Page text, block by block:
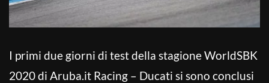
I primi due giorni di test della stagione WorldSBK
2020 di Aruba.it Racing – Ducati si sono conclusi